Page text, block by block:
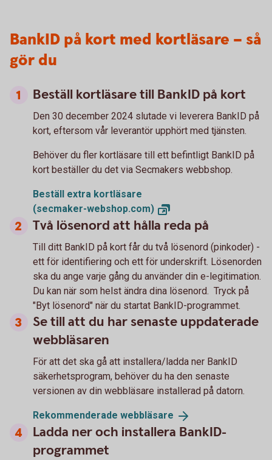
BankID på kort med kortläsare – så
gör du
Beställ kortläsare till BankID på kort
Den 30 december 2024 slutade vi leverera BankID på
kort, eftersom vår leverantör upphört med tjänsten.
Behöver du fler kortläsare till ett befintligt BankID på
kort beställer du det via Secmakers webbshop.
Beställ extra kortläsare
(secmaker-webshop.com)
Två lösenord att hålla reda på
Till ditt BankID på kort får du två lösenord (pinkoder) -
ett för identifiering och ett för underskrift. Lösenorden
ska du ange varje gång du använder din e-legitimation.
Du kan när som helst ändra dina lösenord. Tryck på
"Byt lösenord" när du startat BankID-programmet.
Se till att du har senaste uppdaterade
webbläsaren
För att det ska gå att installera/ladda ner BankID
säkerhetsprogram, behöver du ha den senaste
versionen av din webbläsare installerad på datorn.
Rekommenderade webbläsare
Ladda ner och installera BankID-
programmet